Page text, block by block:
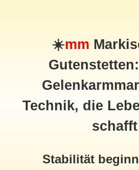
☀️mm
Technik, die
schafft
Stabilität